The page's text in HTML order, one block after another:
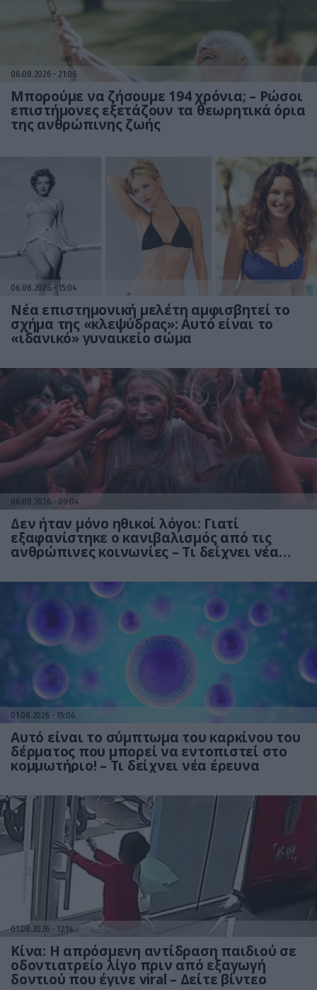
06.08.2026 21:06
Μπορούμε να ζήσουμε 194 χρόνια; – Ρώσοι
επιστήμονες εξετάζουν τα θεωρητικά όρια
της ανθρώπινης ζωής
06.08.2026 15:04
Νέα επιστημονική μελέτη αμφισβητεί το
σχήμα της «κλεψύδρας»: Αυτό είναι το
«ιδανικό» γυναικείο σώμα
06.08.2026 09:04
Δεν ήταν μόνο ηθικοί λόγοι: Γιατί
εξαφανίστηκε ο κανιβαλισμός από τις
ανθρώπινες κοινωνίες – Τι δείχνει νέα
01.08.2026 15:06
Αυτό είναι το σύμπτωμα του καρκίνου του
δέρματος που μπορεί να εντοπιστεί στο
κομμωτήριο! – Τι δείχνει νέα έρευνα
01.08.2026 12:14
Κίνα: Η απρόσμενη αντίδραση παιδιού σε
οδοντιατρείο λίγο πριν από εξαγωγή
δοντιού που έγινε viral – Δείτε βίντεο